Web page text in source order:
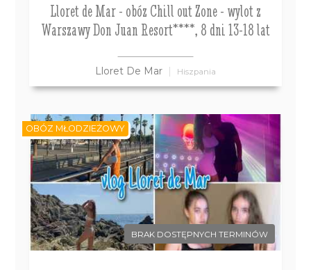
Lloret de Mar - obóz Chill out Zone - wylot z
Warszawy Don Juan Resort****, 8 dni 13-18 lat
Lloret De Mar Hiszpania
BRAK DOSTĘPNYCH TERMINÓW
OBÓZ MŁODZIEŻOWY